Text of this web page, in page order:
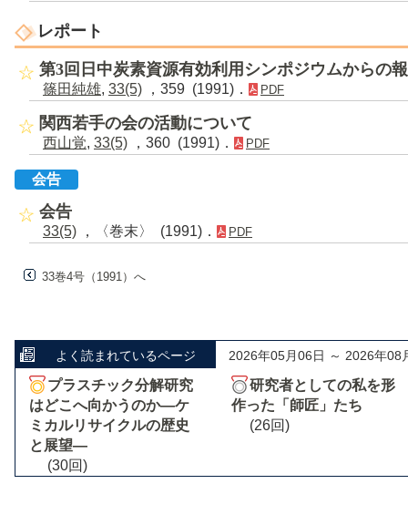
レポート
第3回日中炭素資源有効利用シンポジウムからの
篠田純雄, 33(5) ，359 (1991)． PDF
関西若手の会の活動について
西山覚, 33(5) ，360 (1991)． PDF
会告
会告
33(5) ，〈巻末〉 (1991)． PDF
33巻4号（1991）へ
よく読まれているページ 2026年05月06日 ～ 2026年08
プラスチック分解研究
はどこへ向かうのか―ケ
ミカルリサイクルの歴史
と展望―
(30回)
研究者としての私を形
作った「師匠」たち
(26回)